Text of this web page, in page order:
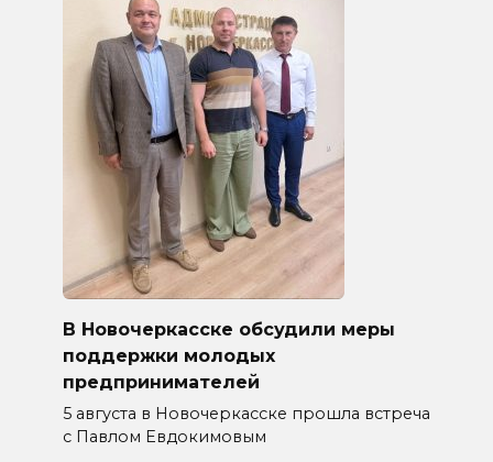
В Новочеркасске обсудили меры
поддержки молодых
предпринимателей
5 августа в Новочеркасске прошла встреча
с Павлом Евдокимовым